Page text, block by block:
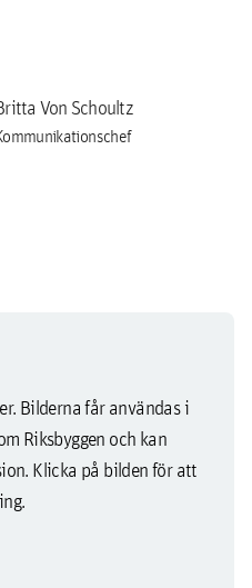
Von Schoultz
Bilderna får användas i
Riksbyggen och kan
Klicka på bilden för att